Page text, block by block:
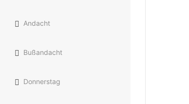
Andacht
Bußandacht
Donnerstag